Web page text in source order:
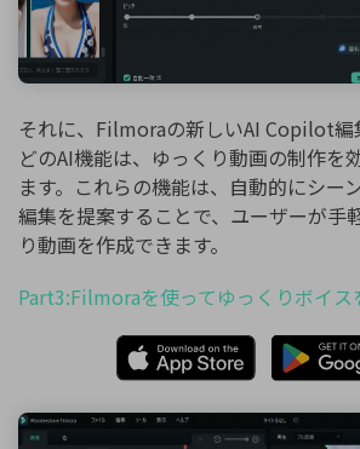
それに、Filmoraの新しいAI Copilot編
どのAI機能は、ゆっくり動画の制作を
ます。これらの機能は、自動的にシー
編集を提案することで、ユーザーが手
り動画を作成できます。
Part3:Filmoraを使ってゆっくりボイ